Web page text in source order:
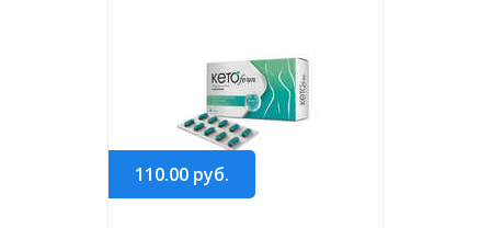
110.00 руб.